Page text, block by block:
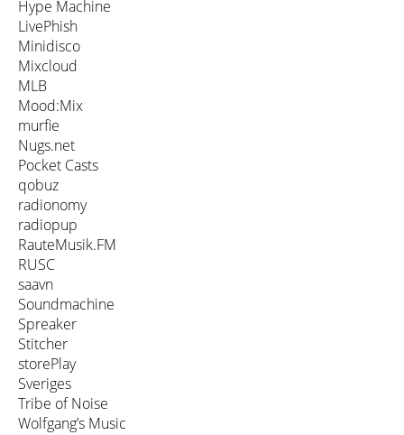
Hype Machine
LivePhish
Minidisco
Mixcloud
MLB
Mood:Mix
murfie
Nugs.net
Pocket Casts
qobuz
radionomy
radiopup
RauteMusik.FM
RUSC
saavn
Soundmachine
Spreaker
Stitcher
storePlay
Sveriges
Tribe of Noise
Wolfgang’s Music